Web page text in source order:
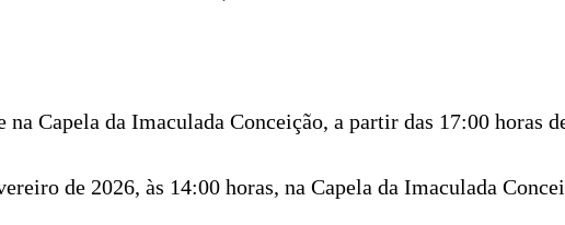
Capela da Imaculada Conceição, a partir das 17:00 horas
de 2026, às 14:00 horas, na Capela da Imaculada